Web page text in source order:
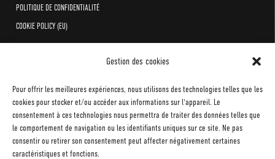
Gestion des cookies
Pour offrir les meilleures expériences, nous utilisons des technologies telles que les
cookies pour stocker et/ou accéder aux informations sur l'appareil. Le
consentement à ces technologies nous permettra de traiter des données telles que
le comportement de navigation ou les identifiants uniques sur ce site. Ne pas
consentir ou retirer son consentement peut affecter négativement certaines
caractéristiques et fonctions.
POLITIQUE DE CONFIDENTIALITÉ
COOKIE POLICY (EU)